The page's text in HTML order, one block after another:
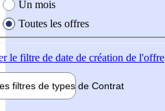
Un mois
Toutes les offres
le filtre de date de création de l'offre
filtres de types de Contrat